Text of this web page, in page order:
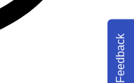
Feedback